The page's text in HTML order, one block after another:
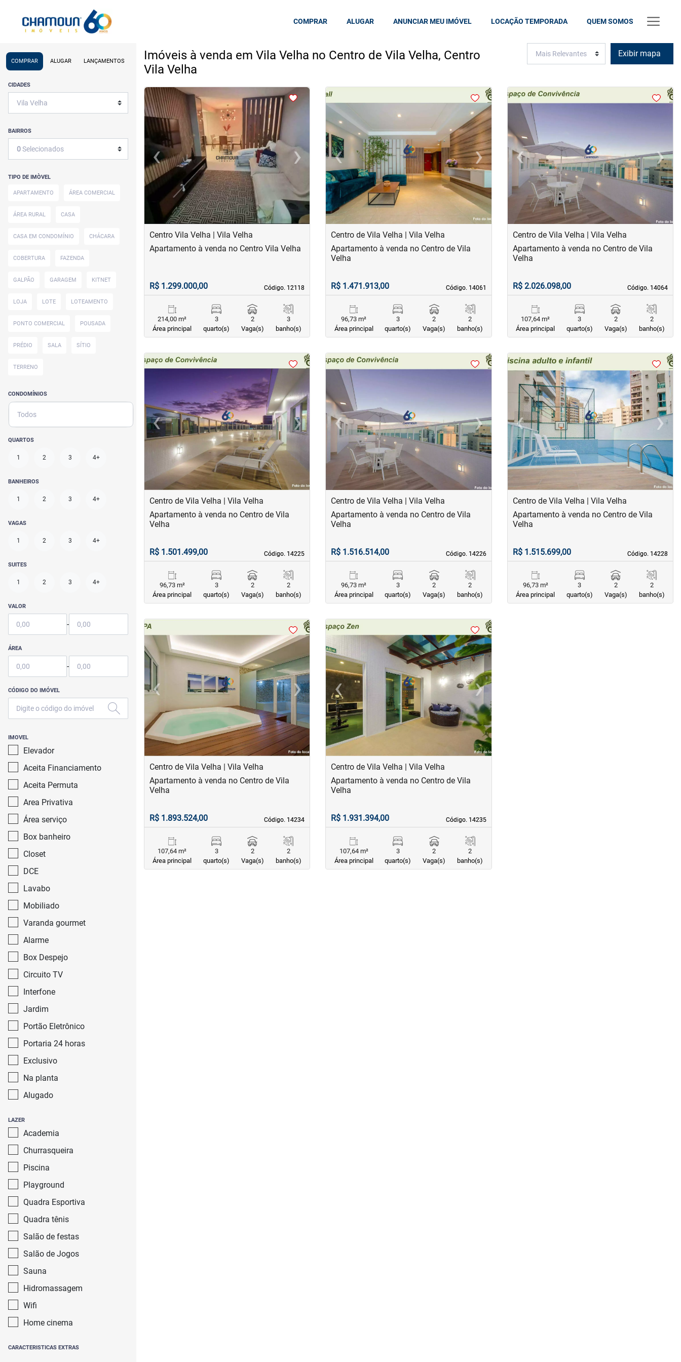
COMPRAR ALUGAR ANUNCIAR MEU IMÓVEL LOCAÇÃO TEMPORADA QUEM SOMOS
COMPRAR ALUGAR LANÇAMENTOS
CIDADES
BAIRROS
0Selecionados
TIPO DE IMÒVEL
APARTAMENTO ÁREA COMERCIAL
ÁREA RURAL CASA
CASA EM CONDOMÍNIO CHÁCARA
COBERTURA FAZENDA
GALPÃO GARAGEM KITNET
LOJA LOTE LOTEAMENTO
PONTO COMERCIAL POUSADA
PRÉDIO SALA SÍTIO
TERRENO
CONDOMÍNIOS
Todos
QUARTOS
1 2 3 4+
BANHEIROS
1 2 3 4+
VAGAS
1 2 3 4+
SUITES
1 2 3 4+
VALOR
-
ÁREA
-
CÓDIGO DO IMÓVEL
IMOVEL
Elevador
Aceita Financiamento
Aceita Permuta
Area Privativa
Área serviço
Box banheiro
Closet
DCE
Lavabo
Mobiliado
Varanda gourmet
Alarme
Box Despejo
Circuito TV
Interfone
Jardim
Portão Eletrônico
Portaria 24 horas
Exclusivo
Na planta
Alugado
LAZER
Academia
Churrasqueira
Piscina
Playground
Quadra Esportiva
Quadra tênis
Salão de festas
Salão de Jogos
Sauna
Hidromassagem
Wifi
Home cinema
CARACTERISTICAS EXTRAS
Imóveis à venda em Vila Velha no Centro de Vila Velha, Centro
Vila Velha
Exibir mapa
<<<<
‹Previous ›
Next
Centro Vila Velha | Vila Velha
Código. 12118
Código. 12118
Apartamento à venda no Centro Vila Velha
R$ 1.299.000,00
214,00 m²
Área principal
3
quarto(s)
2
Vaga(s)
3
banho(s)
<<
‹Previous ›Next
Centro de Vila Velha | Vila Velha
Código. 14061
Código. 14061
Apartamento à venda no Centro de Vila
Velha
R$ 1.471.913,00
96,73 m²
Área principal
3
quarto(s)
2
Vaga(s)
2
banho(s)
<<<<
‹Previous ›Next
Centro de Vila Velha | Vila Velha
Código. 14064
Código. 14064
Apartamento à venda no Centro de Vila
Velha
R$ 2.026.098,00
107,64 m²
Área principal
3
quarto(s)
2
Vaga(s)
2
banho(s)
<<<<
‹Previous ›Next
Centro de Vila Velha | Vila Velha
Código. 14225
Código. 14225
Apartamento à venda no Centro de Vila
Velha
R$ 1.501.499,00
96,73 m²
Área principal
3
quarto(s)
2
Vaga(s)
2
banho(s)
<<<<
‹Previous ›Next
Centro de Vila Velha | Vila Velha
Código. 14226
Código. 14226
Apartamento à venda no Centro de Vila
Velha
R$ 1.516.514,00
96,73 m²
Área principal
3
quarto(s)
2
Vaga(s)
2
banho(s)
<<<<
‹Previous ›Next
Centro de Vila Velha | Vila Velha
Código. 14228
Código. 14228
Apartamento à venda no Centro de Vila
Velha
R$ 1.515.699,00
96,73 m²
Área principal
3
quarto(s)
2
Vaga(s)
2
banho(s)
<<
‹Previous ›Next
Centro de Vila Velha | Vila Velha
Código. 14234
Código. 14234
Apartamento à venda no Centro de Vila
Velha
R$ 1.893.524,00
107,64 m²
Área principal
3
quarto(s)
2
Vaga(s)
2
banho(s)
<<<<
‹Previous ›Next
Centro de Vila Velha | Vila Velha
Código. 14235
Código. 14235
Apartamento à venda no Centro de Vila
Velha
R$ 1.931.394,00
107,64 m²
Área principal
3
quarto(s)
2
Vaga(s)
2
banho(s)